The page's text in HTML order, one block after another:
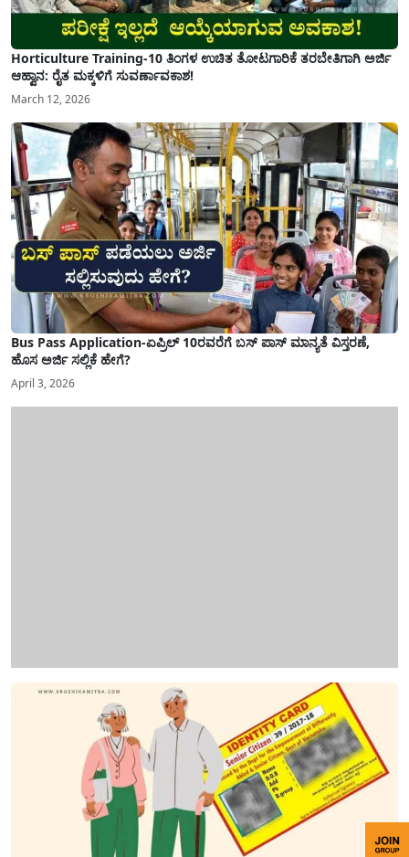
Horticulture Training-10 ತಿಂಗಳ ಉಚಿತ ತೋಟಗಾರಿಕೆ ತರಬೇತಿಗಾಗಿ ಅರ್ಜಿ
ಆಹ್ವಾನ: ರೈತ ಮಕ್ಕಳಿಗೆ ಸುವರ್ಣಾವಕಾಶ!
March 12, 2026
Bus Pass Application-ಏಪ್ರಿಲ್ 10ರವರೆಗೆ ಬಸ್ ಪಾಸ್ ಮಾನ್ಯತೆ ವಿಸ್ತರಣೆ,
ಹೊಸ ಅರ್ಜಿ ಸಲ್ಲಿಕೆ ಹೇಗೆ?
April 3, 2026